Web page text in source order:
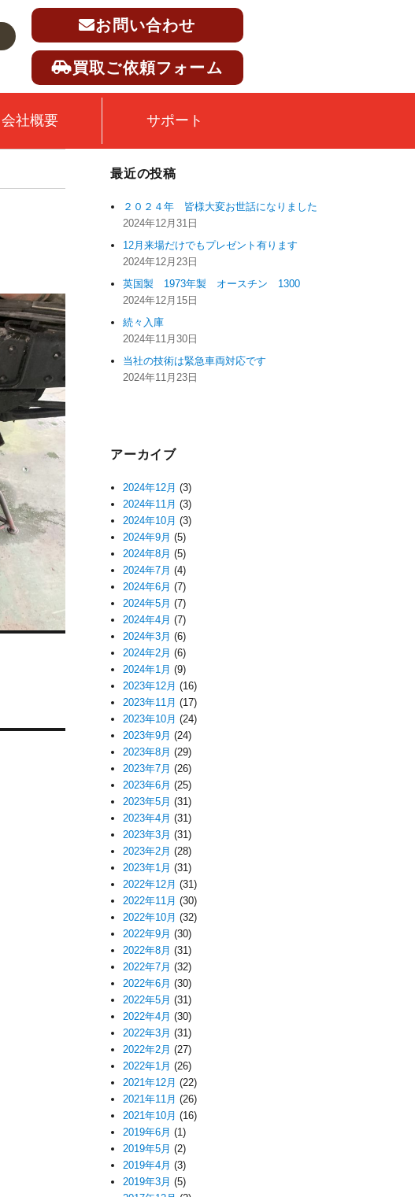
お問い合わせ
買取ご依頼フォーム
会社概要 サポート
最近の投稿
２０２４年 皆様大変お世話になりました
2024年12月31日
12月来場だけでもプレゼント有ります
2024年12月23日
英国製 1973年製 オースチン 1300
2024年12月15日
続々入庫
2024年11月30日
当社の技術は緊急車両対応です
2024年11月23日
アーカイブ
2024年12月 (3)
2024年11月 (3)
2024年10月 (3)
2024年9月 (5)
2024年8月 (5)
2024年7月 (4)
2024年6月 (7)
2024年5月 (7)
2024年4月 (7)
2024年3月 (6)
2024年2月 (6)
2024年1月 (9)
2023年12月 (16)
2023年11月 (17)
2023年10月 (24)
2023年9月 (24)
2023年8月 (29)
2023年7月 (26)
2023年6月 (25)
2023年5月 (31)
2023年4月 (31)
2023年3月 (31)
2023年2月 (28)
2023年1月 (31)
2022年12月 (31)
2022年11月 (30)
2022年10月 (32)
2022年9月 (30)
2022年8月 (31)
2022年7月 (32)
2022年6月 (30)
2022年5月 (31)
2022年4月 (30)
2022年3月 (31)
2022年2月 (27)
2022年1月 (26)
2021年12月 (22)
2021年11月 (26)
2021年10月 (16)
2019年6月 (1)
2019年5月 (2)
2019年4月 (3)
2019年3月 (5)